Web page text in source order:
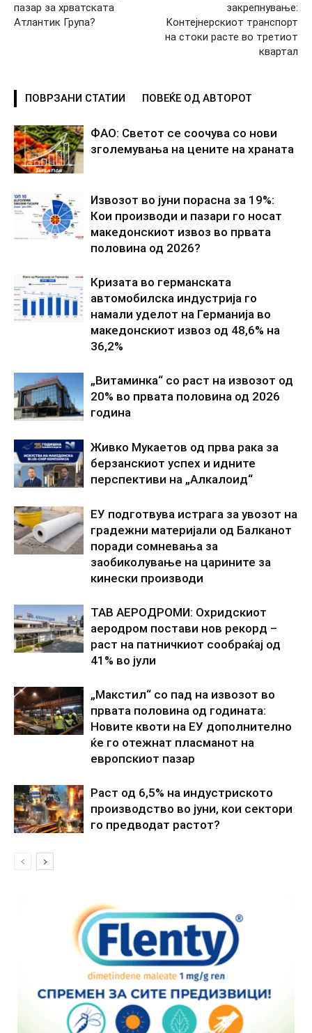
пазар за хрватската
Атлантик Група?
закрепнувањe:
Kонтејнерскиот транспорт
на стоки расте во третиот
квартал
ПОВРЗАНИ СТАТИИ ПОВЕЌЕ ОД АВТОРОТ
ФАО: Светот се соочува со нови
зголемувања на цените на храната
Извозот во јуни порасна за 19%:
Кои производи и пазари го носат
македонскиот извоз во првата
половина од 2026?
Кризата во германската
автомобилска индустрија го
намали уделот на Германија во
македонскиот извоз од 48,6% на
36,2%
„Витаминка“ со раст на извозот од
20% во првата половина од 2026
година
Живко Мукаетов од прва рака за
берзанскиот успех и идните
перспективи на „Алкалоид“
ЕУ подготвува истрага за увозот на
градежни материјали од Балканот
поради сомневања за
заобиколување на царините за
кинески производи
ТАВ АЕРОДРОМИ: Охридскиот
аеродром постави нов рекорд –
раст на патничкиот сообраќај од
41% во јули
„Макстил“ со пад на извозот во
првата половина од годината:
Новите квоти на ЕУ дополнително
ќе го отежнат пласманот на
европскиот пазар
Раст од 6,5% на индустриското
производство во јуни, кои сектори
го предводат растот?